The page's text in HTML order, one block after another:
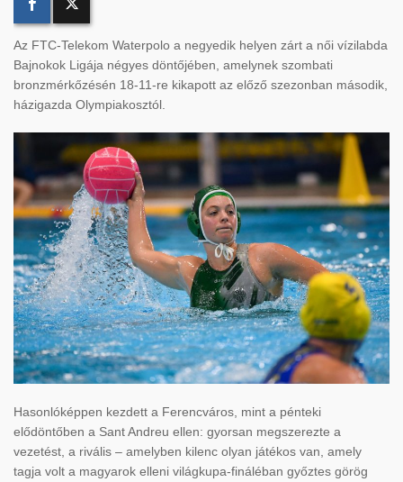
Az FTC-Telekom Waterpolo a negyedik helyen zárt a női vízilabda
Bajnokok Ligája négyes döntőjében, amelynek szombati
bronzmérkőzésén 18-11-re kikapott az előző szezonban második,
házigazda Olympiakosztól.
Hasonlóképpen kezdett a Ferencváros, mint a pénteki
elődöntőben a Sant Andreu ellen: gyorsan megszerezte a
vezetést, a rivális – amelyben kilenc olyan játékos van, amely
tagja volt a magyarok elleni világkupa-fináléban győztes görög